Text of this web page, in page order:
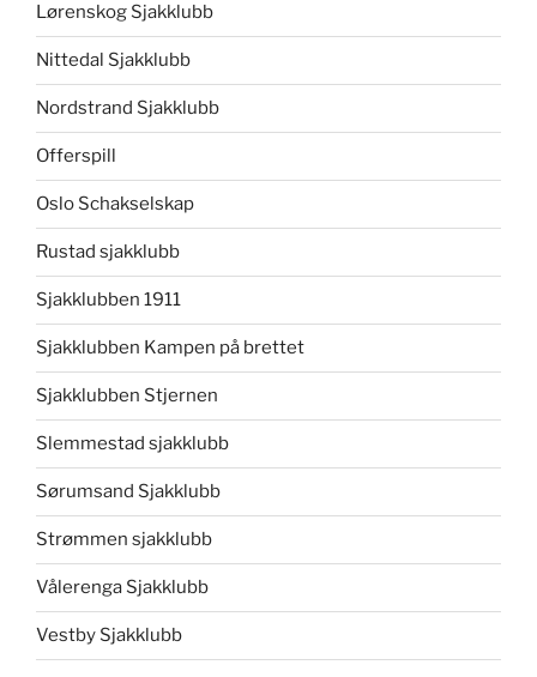
Lørenskog Sjakklubb
Nittedal Sjakklubb
Nordstrand Sjakklubb
Offerspill
Oslo Schakselskap
Rustad sjakklubb
Sjakklubben 1911
Sjakklubben Kampen på brettet
Sjakklubben Stjernen
Slemmestad sjakklubb
Sørumsand Sjakklubb
Strømmen sjakklubb
Vålerenga Sjakklubb
Vestby Sjakklubb